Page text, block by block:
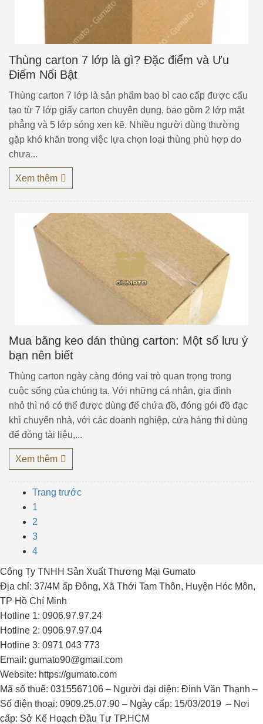
Thùng carton 7 lớp là gì? Đặc điểm và Ưu
Điểm Nổi Bật
Thùng carton 7 lớp là sản phẩm bao bì cao cấp được cấu
tạo từ 7 lớp giấy carton chuyên dụng, bao gồm 2 lớp mặt
phẳng và 5 lớp sóng xen kẽ. Nhiều người dùng thường
gặp khó khăn trong việc lựa chọn loại thùng phù hợp do
chưa...
Xem thêm
Mua băng keo dán thùng carton: Một số lưu ý
bạn nên biết
Thùng carton ngày càng đóng vai trò quan trọng trong
cuộc sống của chúng ta. Với những cá nhân, gia đình
nhỏ thì nó có thể được dùng để chứa đồ, đóng gói đồ đạc
khi chuyển nhà, với các doanh nghiệp, cửa hàng thì dùng
để đóng tài liệu,...
Xem thêm
Trang trước
1
2
3
4
Công Ty TNHH Sản Xuất Thương Mại Gumato
Địa chỉ: 37/4M ấp Đông, Xã Thới Tam Thôn, Huyện Hóc Môn,
TP Hồ Chí Minh
Hotline 1: 0906.97.97.24
Hotline 2: 0906.97.97.04
Hotline 3: 0971 043 773
Email: gumato90@gmail.com
Website: https://gumato.com
Mã số thuế: 0315567106 – Người đại diện: Đinh Văn Thạnh –
Số điện thoại: 0909.25.07.90 – Ngày cấp: 15/03/2019 – Nơi
cấp: Sở Kế Hoạch Đầu Tư TP.HCM